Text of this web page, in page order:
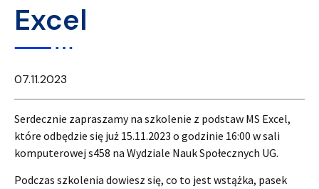
Excel
07.11.2023
Serdecznie zapraszamy na szkolenie z podstaw MS Excel,
które odbędzie się już 15.11.2023 o godzinie 16:00 w sali
komputerowej s458 na Wydziale Nauk Społecznych UG.
Podczas szkolenia dowiesz się, co to jest wstążka, pasek